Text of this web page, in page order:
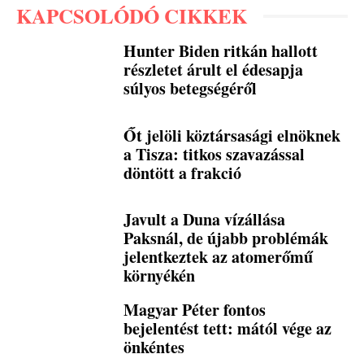
KAPCSOLÓDÓ CIKKEK
Hunter Biden ritkán hallott
részletet árult el édesapja
súlyos betegségéről
Őt jelöli köztársasági elnöknek
a Tisza: titkos szavazással
döntött a frakció
Javult a Duna vízállása
Paksnál, de újabb problémák
jelentkeztek az atomerőmű
környékén
Magyar Péter fontos
bejelentést tett: mától vége az
önkéntes